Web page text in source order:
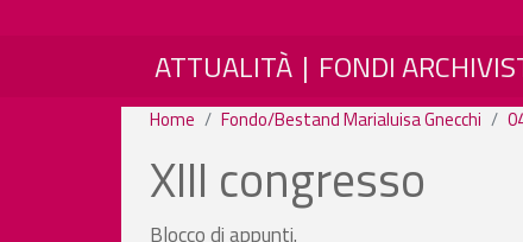
MAIN NAVIGATION
ATTUALITÀ FONDI
Home Fondo/Bestand Marialuisa Gnecchi
XIII congresso
Blocco di appunti.